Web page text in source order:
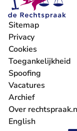
Sitemap
Privacy
Cookies
Toegankelijkheid
Spoofing
Vacatures
- U verlaat
Archief
Over
English